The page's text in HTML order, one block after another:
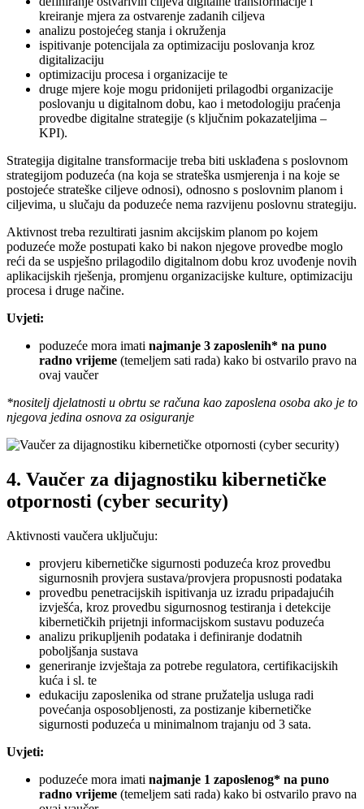
kreiranje mjera za ostvarenje zadanih ciljeva
analizu postojećeg stanja i okruženja
ispitivanje potencijala za optimizaciju poslovanja kroz
digitalizaciju
optimizaciju procesa i organizacije te
druge mjere koje mogu pridonijeti prilagodbi organizacije
poslovanju u digitalnom dobu, kao i metodologiju praćenja
provedbe digitalne strategije (s ključnim pokazateljima –
KPI).
Strategija digitalne transformacije treba biti usklađena s poslovnom
strategijom poduzeća (na koja se strateška usmjerenja i na koje se
postojeće strateške ciljeve odnosi), odnosno s poslovnim planom i
ciljevima, u slučaju da poduzeće nema razvijenu poslovnu strategiju.
Aktivnost treba rezultirati jasnim akcijskim planom po kojem
poduzeće može postupati kako bi nakon njegove provedbe moglo
reći da se uspješno prilagodilo digitalnom dobu kroz uvođenje novih
aplikacijskih rješenja, promjenu organizacijske kulture, optimizaciju
procesa i druge načine.
Uvjeti:
poduzeće mora imati najmanje 3 zaposlenih* na puno
radno vrijeme (temeljem sati rada) kako bi ostvarilo pravo na
ovaj vaučer
*nositelj djelatnosti u obrtu se računa kao zaposlena osoba ako je to
njegova jedina osnova za osiguranje
4. Vaučer za dijagnostiku kibernetičke
otpornosti (cyber security)
Aktivnosti vaučera uključuju:
provjeru kibernetičke sigurnosti poduzeća kroz provedbu
sigurnosnih provjera sustava/provjera propusnosti podataka
provedbu penetracijskih ispitivanja uz izradu pripadajućih
izvješća, kroz provedbu sigurnosnog testiranja i detekcije
kibernetičkih prijetnji informacijskom sustavu poduzeća
analizu prikupljenih podataka i definiranje dodatnih
poboljšanja sustava
generiranje izvještaja za potrebe regulatora, certifikacijskih
kuća i sl. te
edukaciju zaposlenika od strane pružatelja usluga radi
povećanja osposobljenosti, za postizanje kibernetičke
sigurnosti poduzeća u minimalnom trajanju od 3 sata.
Uvjeti:
poduzeće mora imati najmanje 1 zaposlenog* na puno
radno vrijeme (temeljem sati rada) kako bi ostvarilo pravo na